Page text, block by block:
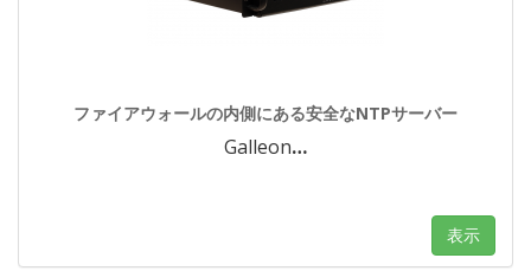
ファイアウォールの内側にある安全なNTPサーバー
Galleon…
表示